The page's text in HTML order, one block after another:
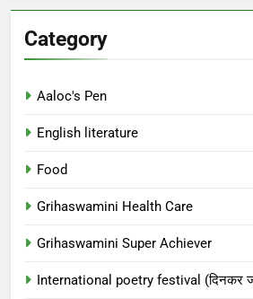
Category
Aaloc's Pen
English literature
Food
Grihaswamini Health Care
Grihaswamini Super Achiever
International poetry festival (दिनकर